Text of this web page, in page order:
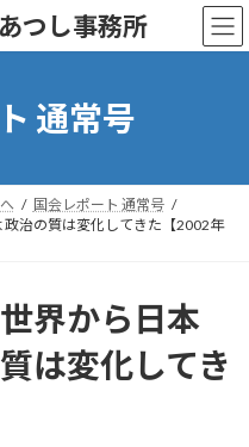
つし事務所
通常号
国会レポート 通常号
政治の質は変化してきた【2002年
界から日本
は変化してき